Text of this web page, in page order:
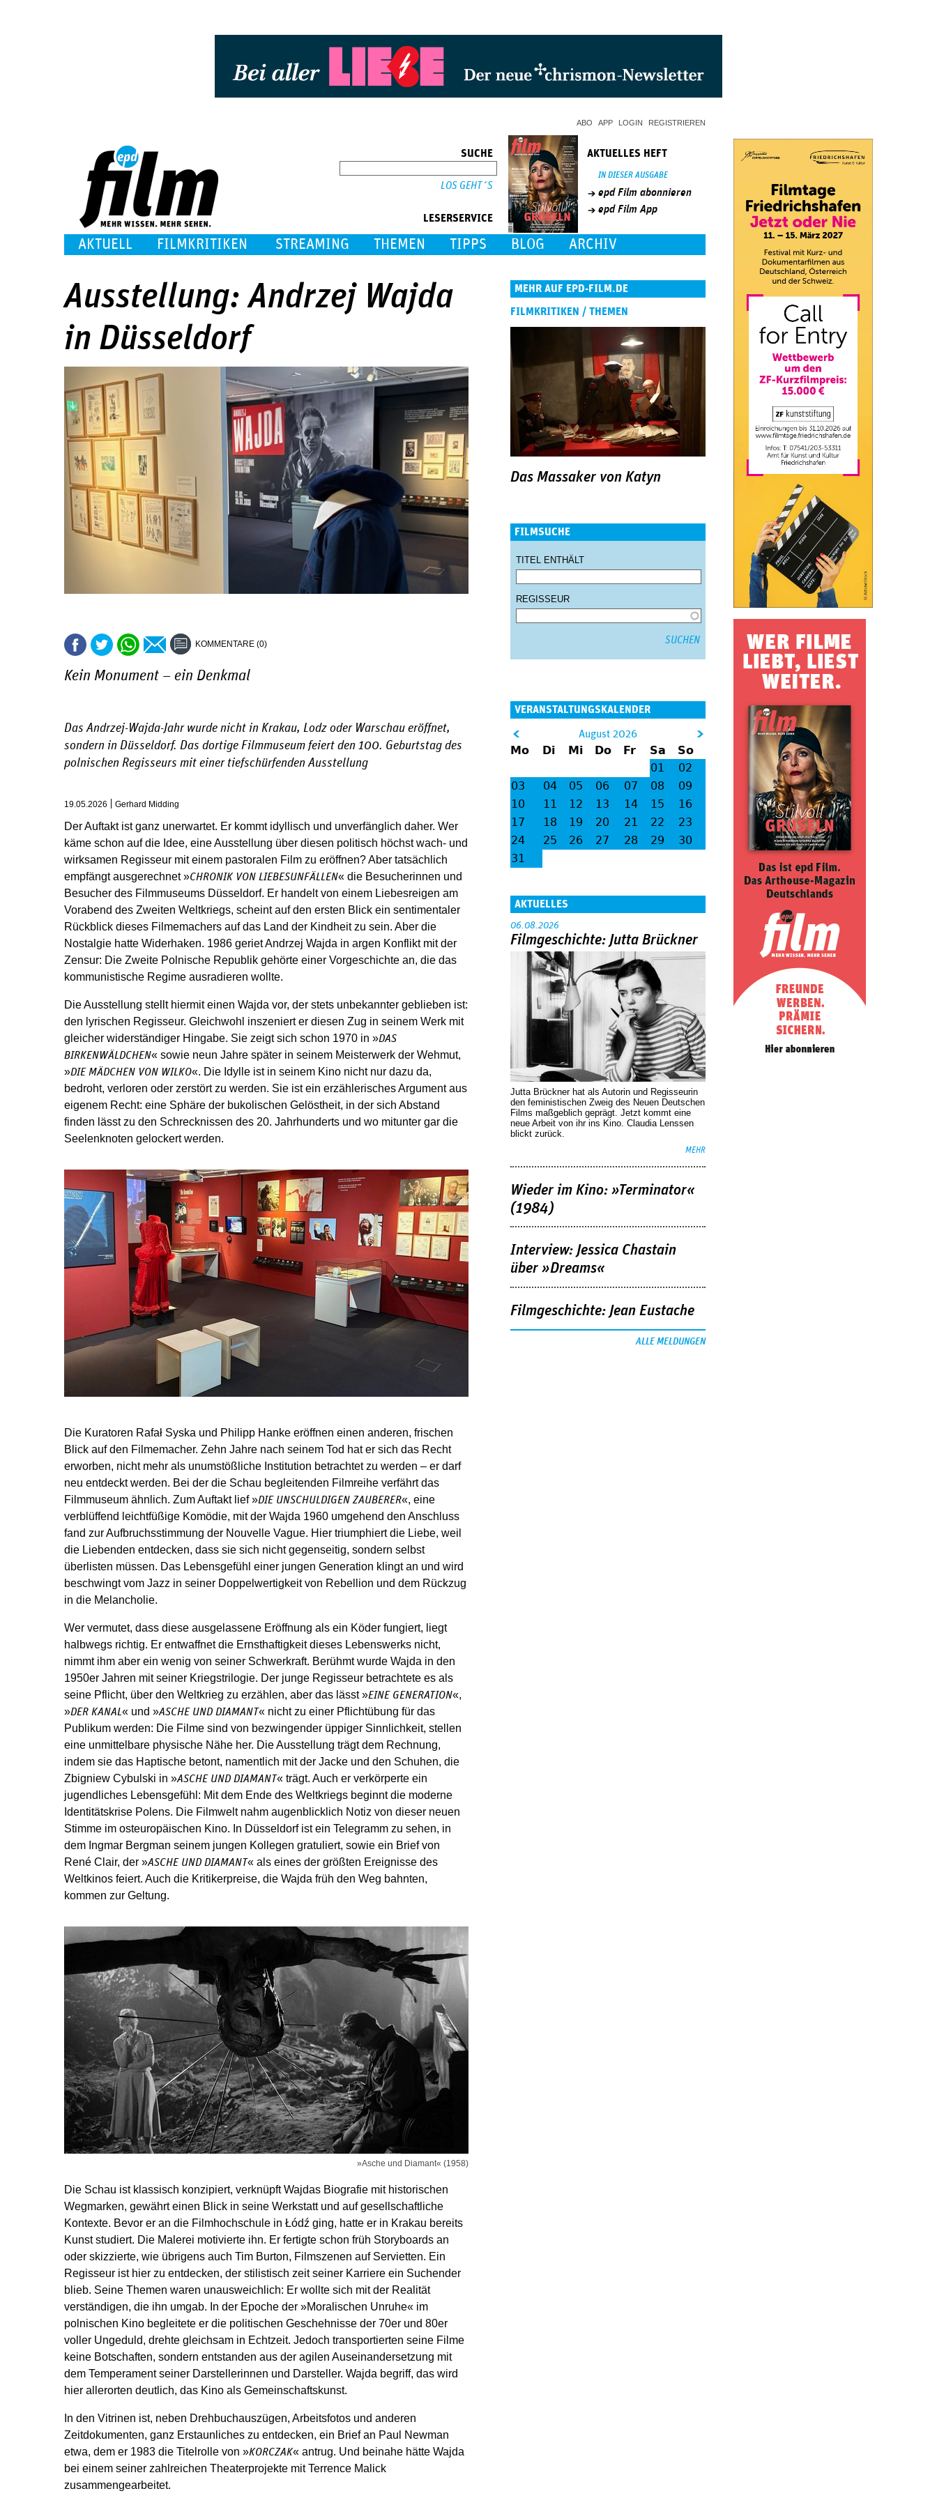
ABO APP LOGIN REGISTRIEREN
SUCHE
LESERSERVICE
AKTUELLES HEFT
IN DIESER AUSGABE
epd Film abonnieren
epd Film App
AKTUELL FILMKRITIKEN STREAMING THEMEN TIPPS BLOG ARCHIV
Ausstellung: Andrzej Wajda
in Düsseldorf
KOMMENTARE (0)
Kein Monument – ein Denkmal
Das Andrzej-Wajda-Jahr wurde nicht in Krakau, Lodz oder Warschau eröffnet,
sondern in Düsseldorf. Das dortige Filmmuseum feiert den 100. Geburtstag des
polnischen Regisseurs mit einer tiefschürfenden Ausstellung
19.05.2026 Gerhard Midding
Der Auftakt ist ganz unerwartet. Er kommt idyllisch und unverfänglich daher. Wer
käme schon auf die Idee, eine Ausstellung über diesen politisch höchst wach- und
wirksamen Regisseur mit einem pastoralen Film zu eröffnen? Aber tatsächlich
empfängt ausgerechnet »CHRONIK VON LIEBESUNFÄLLEN« die Besucherinnen und
Besucher des Filmmuseums Düsseldorf. Er handelt von einem Liebesreigen am
Vorabend des Zweiten Weltkriegs, scheint auf den ersten Blick ein sentimentaler
Rückblick dieses Filmemachers auf das Land der Kindheit zu sein. Aber die
Nostalgie hatte Widerhaken. 1986 geriet Andrzej Wajda in argen Konflikt mit der
Zensur: Die Zweite Polnische Republik gehörte einer Vorgeschichte an, die das
kommunistische Regime ausradieren wollte.
Die Ausstellung stellt hiermit einen Wajda vor, der stets unbekannter geblieben ist:
den lyrischen Regisseur. Gleichwohl inszeniert er diesen Zug in seinem Werk mit
gleicher widerständiger Hingabe. Sie zeigt sich schon 1970 in »DAS
BIRKENWÄLDCHEN« sowie neun Jahre später in seinem Meisterwerk der Wehmut,
»DIE MÄDCHEN VON WILKO«. Die Idylle ist in seinem Kino nicht nur dazu da,
bedroht, verloren oder zerstört zu werden. Sie ist ein erzählerisches Argument aus
eigenem Recht: eine Sphäre der bukolischen Gelöstheit, in der sich Abstand
finden lässt zu den Schrecknissen des 20. Jahrhunderts und wo mitunter gar die
Seelenknoten gelockert werden.
Die Kuratoren Rafał Syska und Philipp Hanke eröffnen einen anderen, frischen
Blick auf den Filmemacher. Zehn Jahre nach seinem Tod hat er sich das Recht
erworben, nicht mehr als unumstößliche Institution betrachtet zu werden – er darf
neu entdeckt werden. Bei der die Schau begleitenden Filmreihe verfährt das
Filmmuseum ähnlich. Zum Auftakt lief »DIE UNSCHULDIGEN ZAUBERER«, eine
verblüffend leichtfüßige Komödie, mit der Wajda 1960 umgehend den Anschluss
fand zur Aufbruchsstimmung der Nouvelle Vague. Hier triumphiert die Liebe, weil
die Liebenden entdecken, dass sie sich nicht gegenseitig, sondern selbst
überlisten müssen. Das Lebensgefühl einer jungen Generation klingt an und wird
beschwingt vom Jazz in seiner Doppelwertigkeit von Rebellion und dem Rückzug
in die Melancholie.
Wer vermutet, dass diese ausgelassene Eröffnung als ein Köder fungiert, liegt
halbwegs richtig. Er entwaffnet die Ernsthaftigkeit dieses Lebenswerks nicht,
nimmt ihm aber ein wenig von seiner Schwerkraft. Berühmt wurde Wajda in den
1950er Jahren mit seiner Kriegstrilogie. Der junge Regisseur betrachtete es als
seine Pflicht, über den Weltkrieg zu erzählen, aber das lässt »EINE GENERATION«,
»DER KANAL« und »ASCHE UND DIAMANT« nicht zu einer Pflichtübung für das
Publikum werden: Die Filme sind von bezwingender üppiger Sinnlichkeit, stellen
eine unmittelbare physische Nähe her. Die Ausstellung trägt dem Rechnung,
indem sie das Haptische betont, namentlich mit der Jacke und den Schuhen, die
Zbigniew Cybulski in »ASCHE UND DIAMANT« trägt. Auch er verkörperte ein
jugendliches Lebensgefühl: Mit dem Ende des Weltkriegs beginnt die moderne
Identitätskrise Polens. Die Filmwelt nahm augenblicklich Notiz von dieser neuen
Stimme im osteuropäischen Kino. In Düsseldorf ist ein Telegramm zu sehen, in
dem Ingmar Bergman seinem jungen Kollegen gratuliert, sowie ein Brief von
René Clair, der »ASCHE UND DIAMANT« als eines der größten Ereignisse des
Weltkinos feiert. Auch die Kritikerpreise, die Wajda früh den Weg bahnten,
kommen zur Geltung.
»Asche und Diamant« (1958)
Die Schau ist klassisch konzipiert, verknüpft Wajdas Biografie mit historischen
Wegmarken, gewährt einen Blick in seine Werkstatt und auf gesellschaftliche
Kontexte. Bevor er an die Filmhochschule in Łódź ging, hatte er in Krakau bereits
Kunst studiert. Die Malerei motivierte ihn. Er fertigte schon früh Storyboards an
oder skizzierte, wie übrigens auch Tim Burton, Filmszenen auf Servietten. Ein
Regisseur ist hier zu entdecken, der stilistisch zeit seiner Karriere ein Suchender
blieb. Seine Themen waren unausweichlich: Er wollte sich mit der Realität
verständigen, die ihn umgab. In der Epoche der »Moralischen Unruhe« im
polnischen Kino begleitete er die politischen Geschehnisse der 70er und 80er
voller Ungeduld, drehte gleichsam in Echtzeit. Jedoch transportierten seine Filme
keine Botschaften, sondern entstanden aus der agilen Auseinandersetzung mit
dem Temperament seiner Darstellerinnen und Darsteller. Wajda begriff, das wird
hier allerorten deutlich, das Kino als Gemeinschaftskunst.
In den Vitrinen ist, neben Drehbuchauszügen, Arbeitsfotos und anderen
Zeitdokumenten, ganz Erstaunliches zu entdecken, ein Brief an Paul Newman
etwa, dem er 1983 die Titelrolle von »KORCZAK« antrug. Und beinahe hätte Wajda
bei einem seiner zahlreichen Theaterprojekte mit Terrence Malick
zusammengearbeitet.
MEHR AUF EPD-FILM.DE
FILMKRITIKEN / THEMEN
Das Massaker von Katyn
FILMSUCHE
TITEL ENTHÄLT
REGISSEUR
VERANSTALTUNGSKALENDER
lt;
August 2026
Mo Di Mi Do Fr Sa
So
01
02
03
04 05 06 07 08
09
10
11 12 13 14 15
16
17
18 19 20 21 22
23
24
25 26 27 28 29
30
31
AKTUELLES
06.08.2026
Filmgeschichte: Jutta Brückner
Jutta Brückner hat als Autorin und Regisseurin
den feministischen Zweig des Neuen Deutschen
Films maßgeblich geprägt. Jetzt kommt eine
neue Arbeit von ihr ins Kino. Claudia Lenssen
blickt zurück.
MEHR
Wieder im Kino: »Terminator«
(1984)
Interview: Jessica Chastain
über »Dreams«
Filmgeschichte: Jean Eustache
ALLE MELDUNGEN